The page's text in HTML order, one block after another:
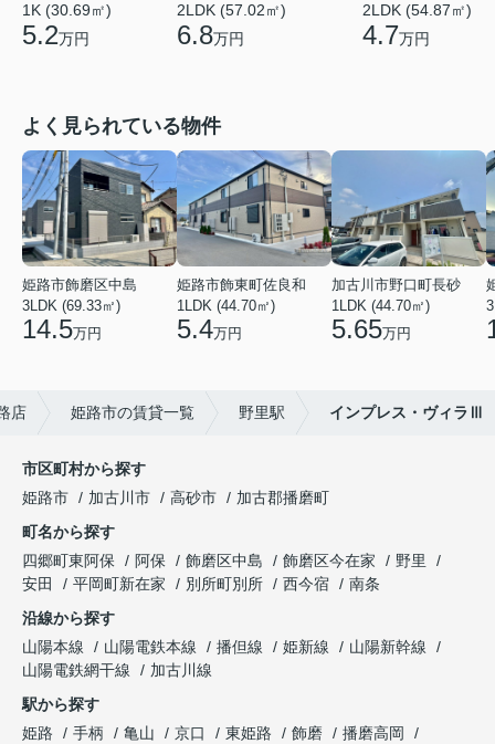
1K (30.69㎡)
5.2万円
2LDK (57.02㎡)
6.8万円
2LDK (54.87㎡)
4.7万円
よく見られている物件
姫路市飾磨区中島
3LDK (69.33㎡)
14.5万円
姫路市飾東町佐良和
1LDK (44.70㎡)
5.4万円
加古川市野口町長砂
1LDK (44.70㎡)
5.65万円
店 姫路市の賃貸一覧 野里駅 インプレス・ヴィラⅢ
市区町村から探す
姫路市
加古川市 高砂市
加古郡播磨町
町名から探す
四郷町東阿保
阿保 飾磨区中島 飾磨区今在家
野里
安田
平岡町新在家 別所町別所 西今宿
南条
沿線から探す
山陽本線
山陽電鉄本線 播但線 姫新線
山陽新幹線
山陽電鉄網干線
加古川線
駅から探す
姫路
手柄 亀山 京口 東姫路 飾磨
播磨高岡